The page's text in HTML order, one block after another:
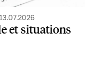
et situations
13.07.2026